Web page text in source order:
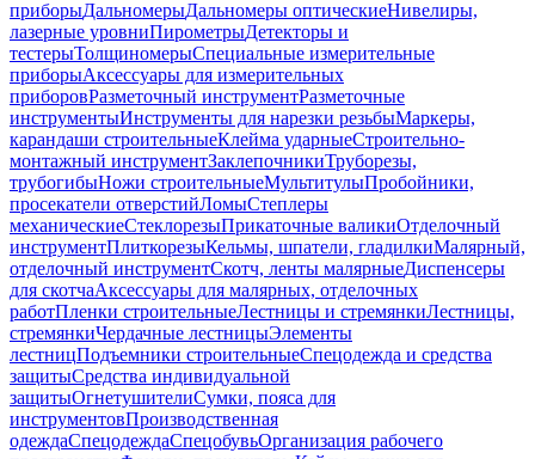
приборыДальномерыДальномеры оптическиеНивелиры,
лазерные уровниПирометрыДетекторы и
тестерыТолщиномерыСпециальные измерительные
приборыАксессуары для измерительных
приборовРазметочный инструментРазметочные
инструментыИнструменты для нарезки резьбыМаркеры,
карандаши строительныеКлейма ударныеСтроительно-
монтажный инструментЗаклепочникиТруборезы,
трубогибыНожи строительныеМультитулыПробойники,
просекатели отверстийЛомыСтеплеры
механическиеСтеклорезыПрикаточные валикиОтделочный
инструментПлиткорезыКельмы, шпатели, гладилкиМалярный,
отделочный инструментСкотч, ленты малярныеДиспенсеры
для скотчаАксессуары для малярных, отделочных
работПленки строительныеЛестницы и стремянкиЛестницы,
стремянкиЧердачные лестницыЭлементы
лестницПодъемники строительныеСпецодежда и средства
защитыСредства индивидуальной
защитыОгнетушителиСумки, пояса для
инструментовПроизводственная
одеждаСпецодеждаСпецобувьОрганизация рабочего